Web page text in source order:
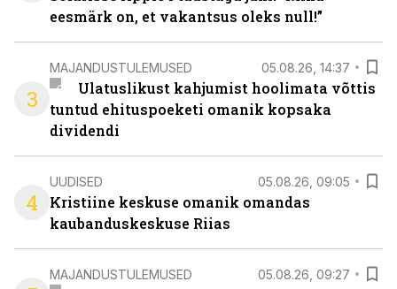
eesmärk on, et vakantsus oleks null!”
3
MAJANDUSTULEMUSED 05.08.26, 14:37
Ulatuslikust kahjumist hoolimata võttis
tuntud ehituspoeketi omanik kopsaka
dividendi
4
UUDISED 05.08.26, 09:05
Kristiine keskuse omanik omandas
kaubanduskeskuse Riias
MAJANDUSTULEMUSED 05.08.26, 09:27